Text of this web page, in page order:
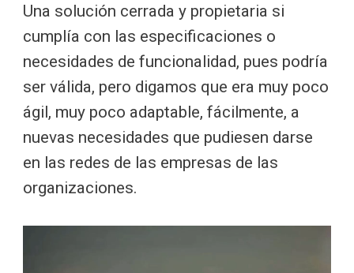
Una solución cerrada y propietaria si
cumplía con las especificaciones o
necesidades de funcionalidad, pues podría
ser válida, pero digamos que era muy poco
ágil, muy poco adaptable, fácilmente, a
nuevas necesidades que pudiesen darse
en las redes de las empresas de las
organizaciones.